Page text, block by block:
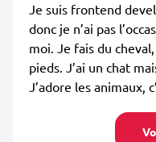
Je suis frontend
donc je n’ai pas
moi. Je fais du
pieds. J’ai un chat
J’adore les animaux,